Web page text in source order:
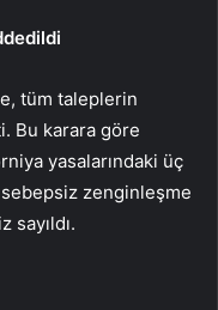
tüm taleplerin
Bu karara göre
yasalarındaki üç
sebepsiz zenginleşme
sayıldı.